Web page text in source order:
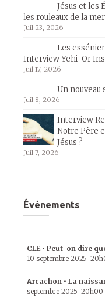
Jésus et les
les rouleaux de la
Juil 23, 2026
Les
Interview Yehi-Or
Juil 17, 2026
Un nouveau
Juil 8, 2026
Interview
Notre Père
Jésus ?
Juil 7, 2026
Événements
CLE • Peut-on dire
10 septembre 2025
Arcachon • La
septembre 2025 20h00